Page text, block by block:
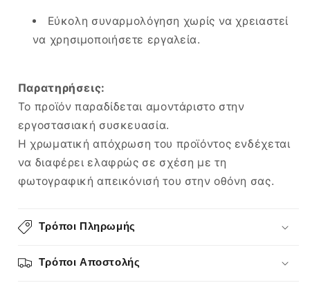
Εύκολη συναρμολόγηση χωρίς να χρειαστεί
να χρησιμοποιήσετε εργαλεία.
Παρατηρήσεις:
Το προϊόν παραδίδεται αμοντάριστο στην
εργοστασιακή συσκευασία.
Η χρωματική απόχρωση του προϊόντος ενδέχεται
να διαφέρει ελαφρώς σε σχέση με τη
φωτογραφική απεικόνισή του στην οθόνη σας.
Τρόποι Πληρωμής
Τρόποι Αποστολής